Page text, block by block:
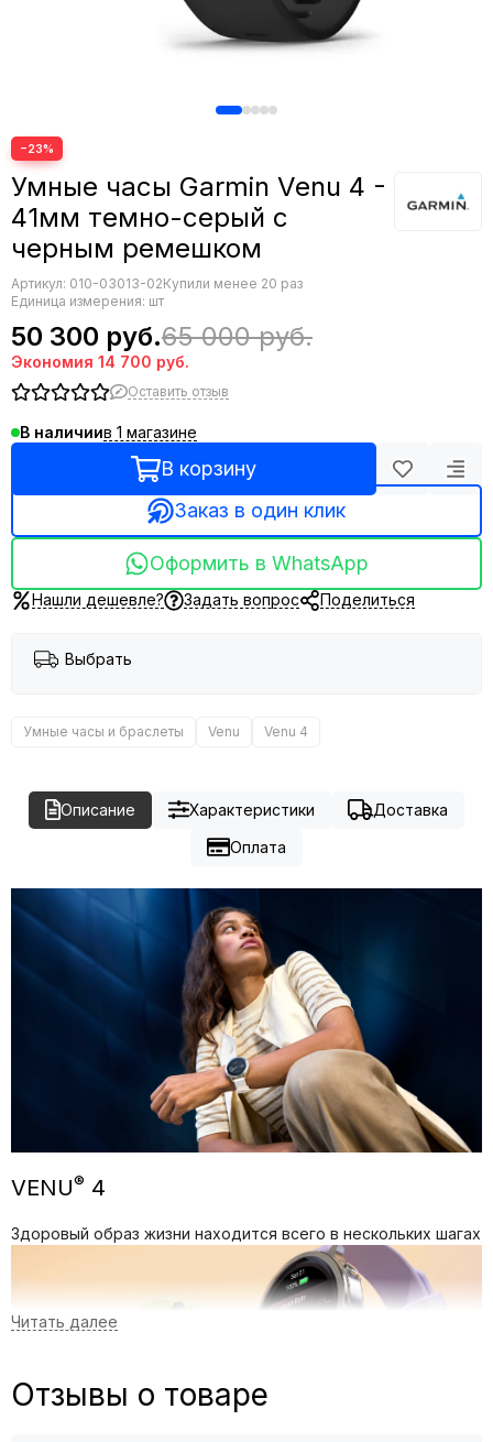
−23%
Умные часы Garmin Venu 4 -
41мм темно-серый с
черным ремешком
Артикул: 010-03013-02Купили менее 20 раз
Единица измерения: шт
50 300 руб.65 000 руб.
Экономия 14 700 руб.
Оставить отзыв
В наличиив 1 магазине
В корзину
Заказ в один клик
Оформить в WhatsApp
Нашли дешевле? Задать вопрос Поделиться
Выбрать
Умные часы и браслеты Venu Venu 4
Описание Характеристики
Доставка
Оплата
VENU® 4
Здоровый образ жизни находится всего в нескольких шагах
Отзывы о товаре